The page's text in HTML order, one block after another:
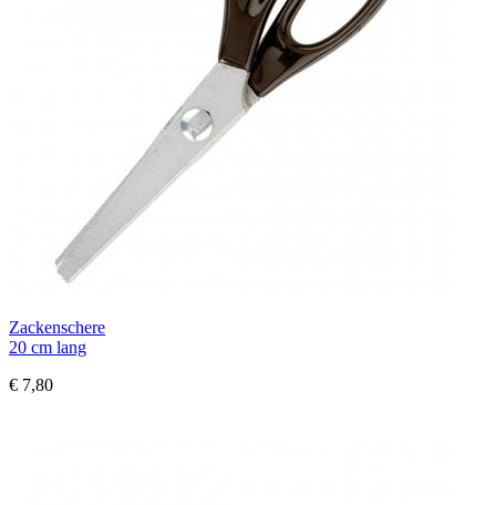
Zackenschere
20 cm lang
€ 7,80